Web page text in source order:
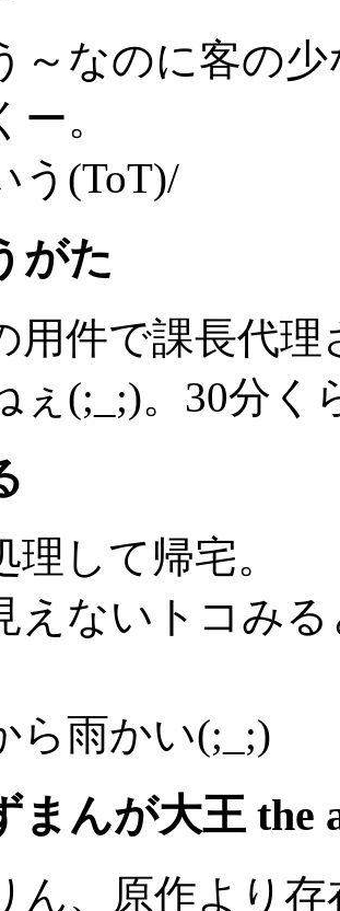
～なのに客の
ー。
う(ToT)/
がた
用件で課長代
(;_;)。30分く
理して帰宅。
えないトコみ
ら雨かい(;_;)
まんが大王 the
ん、原作より